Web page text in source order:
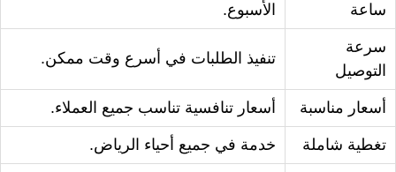
ساعة
الأسبوع.
سرعة
التوصيل
تنفيذ الطلبات في أسرع وقت ممكن.
أسعار مناسبة أسعار تنافسية تناسب جميع العملاء.
تغطية شاملة خدمة في جميع أحياء الرياض.